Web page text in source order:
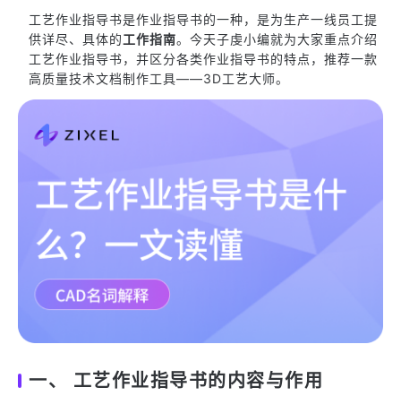
工艺作业指导书是作业指导书的一种，是为生产一线员工提
供详尽、具体的工作指南。今天子虔小编就为大家重点介绍
工艺作业指导书，并区分各类作业指导书的特点，推荐一款
高质量技术文档制作工具——3D工艺大师。
一、 工艺作业指导书的内容与作用